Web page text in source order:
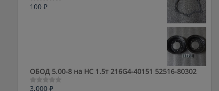
Оценка
100 ₽
ОБОД 5.00-8 на HC 1.5т 216G4-40151 52516-80302
3,000 ₽